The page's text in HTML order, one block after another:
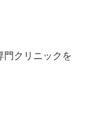
門クリニックを